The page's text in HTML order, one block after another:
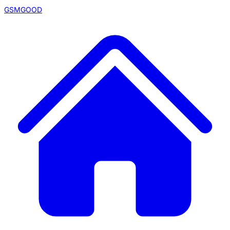
GSMGOOD